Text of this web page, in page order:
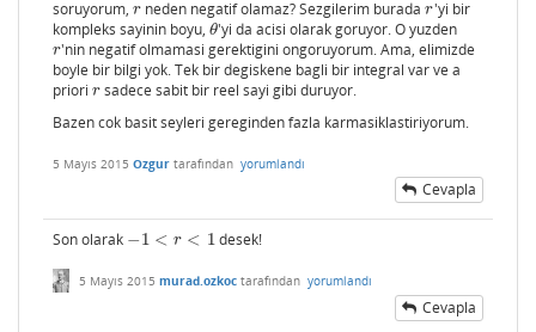
soruyorum, r
r neden negatif olamaz? Sezgilerim buradar
r'yi bir
kompleks sayinin boyu, θ
θ'yi da acisi olarak goruyor. O yuzden
r
r'nin negatif olmamasi gerektigini ongoruyorum. Ama, elimizde
boyle bir bilgi yok. Tek bir degiskene bagli bir integral var ve a
priori r
r sadece sabit bir reel sayi gibi duruyor.
Bazen cok basit seyleri gereginden fazla karmasiklastiriyorum.
5 Mayıs 2015 Ozgur tarafından yorumlandı
Cevapla
Son olarak −1 < r < 1
−1< r<1 desek!
5 Mayıs 2015 murad.ozkoc tarafından yorumlandı
Cevapla